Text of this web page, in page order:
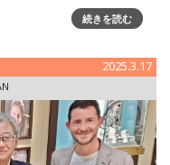
続きを読む
2025.3.17